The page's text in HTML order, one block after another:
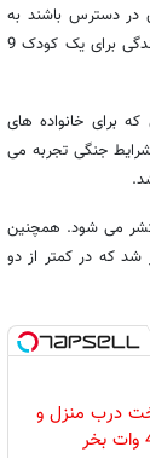
در دسترس باشند به
همین دلیل جواد صحرایی به همراه مادر و برادر کوچکترش به پایگاه می روند و همین سبک زندگی برای یک کودک 9
برای خانواده های
جنگی تجربه می
منتشر می شود. همچنین
که در کمتر از دو
درب منزل و